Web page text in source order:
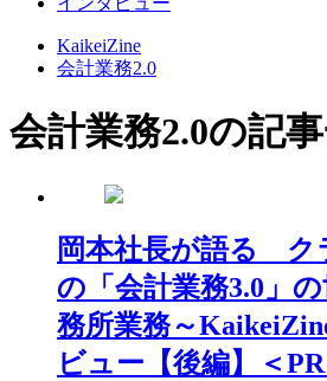
KaikeiZine
会計業務2.0
会計業務2.0の記
岡本社長が語る ク
の「会計業務3.0」
務所業務～
ビュー【後編】＜